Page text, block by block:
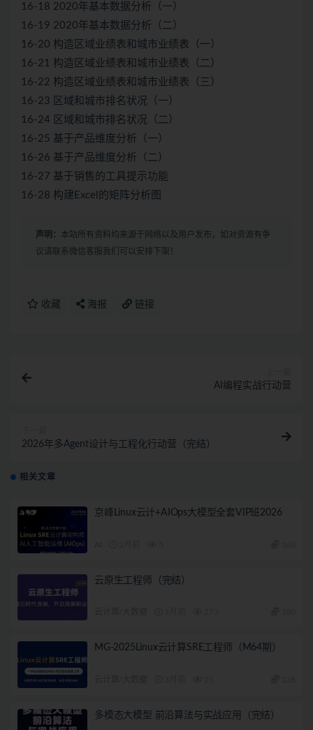
16-18 2020年基本数据分析（一）
16-19 2020年基本数据分析（二）
16-20 构造区域业绩表和城市业绩表（一）
16-21 构造区域业绩表和城市业绩表（二）
16-22 构造区域业绩表和城市业绩表（三）
16-23 区域和城市排名状况（一）
16-24 区域和城市排名状况（二）
16-25 基于产品维度分析（一）
16-26 基于产品维度分析（二）
16-27 基于销售的工具提示功能
16-28 构建Excel的矩阵分析图
声明： 本站所有资料均来源于网络以及用户发布，如对资源有争
议请联系微信客服我们可以安排下架！
收藏 海报 链接
AI编程实战行动营
2026年多Agent设计与工程化行动营（完结）
相关文章
京峰Linux云计+AIOps大模型全套VIP班2026
云原生工程师（完结）
MG-2025Linux云计算SRE工程师（M64期）
多模态大模型 前沿算法与实战应用（完结）